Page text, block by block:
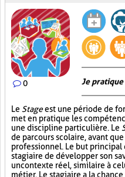
0 Je pratique
Le Stageest une période de
met en pratique les
une discipline particulière. Le
de parcours scolaire, avant
professionnel. Le but principal
stagiaire de développer son
un contexte réel, similaire à
métier. Le stagiaire a la